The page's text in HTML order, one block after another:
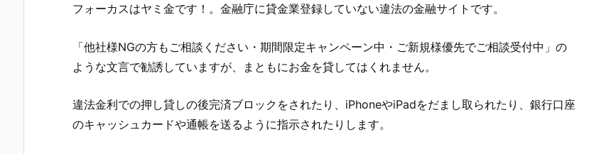
フォーカスはヤミ金です！。金融庁に貸金業登録していない違法の金融サイトです。
「他社様NGの方もご相談ください・期間限定キャンペーン中・ご新規様優先でご相談受付中」の
ような文言 で勧誘していますが、まともにお金を貸してはくれません。
違法金利での押し貸しの後完済ブロックをされたり、iPhoneやiPadをだまし取られたり、銀行口座
のキャッシュカードや通帳を送るように指示されたりします。